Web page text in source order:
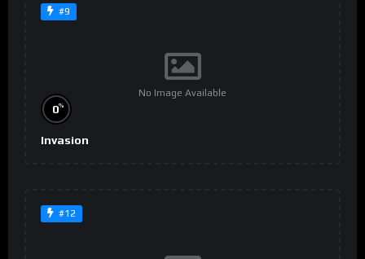
#9
No Image Available
0%
Invasion
#12